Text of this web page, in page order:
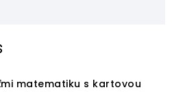
matematiku s kartovou